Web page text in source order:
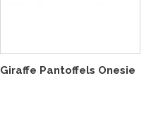
Giraffe Pantoffels Onesie